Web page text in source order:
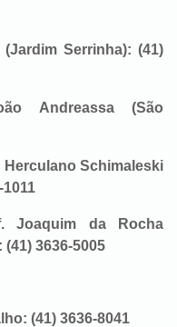
Serrinha): (41)
Andreassa (São
Schimaleski
Joaquim da Rocha
3636-5005
(41) 3636-8041